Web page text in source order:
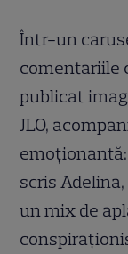
Într-un
comentariile
publicat
JLO,
emoționantă:
scris
un mix de